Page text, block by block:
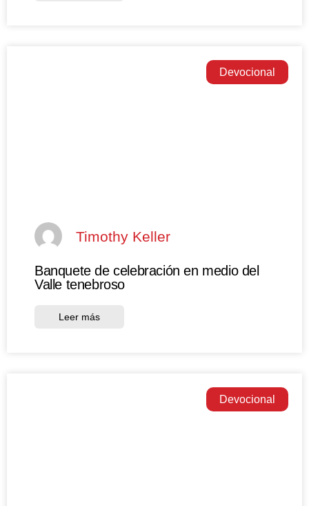
Devocional
Timothy Keller
Banquete de celebración en medio del
Valle tenebroso
Leer más
Devocional